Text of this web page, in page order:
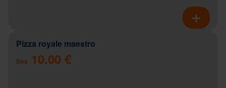
Pizza royale maestro
Dès 10.00 €